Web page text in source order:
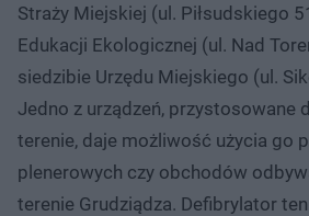
Straży Miejskiej (ul. Piłsudskiego
Edukacji Ekologicznej (ul. Nad
siedzibie Urzędu Miejskiego (ul.
Jedno z urządzeń, przystosowane
terenie, daje możliwość użycia go
plenerowych czy obchodów
terenie Grudziądza. Defibrylator